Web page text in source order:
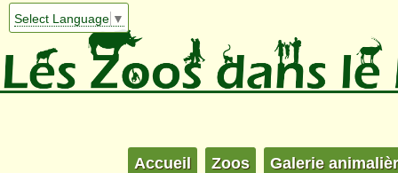
Select Language ▼
Accueil Zoos Galerie